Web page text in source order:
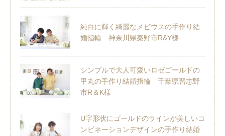
純白に輝く綺麗なメビウスの手作り結
婚指輪 神奈川県秦野市R&Y様
シンプルで大人可愛いロゼゴールドの
甲丸の手作り結婚指輪 千葉県習志野
市R＆K様
U字形状にゴールドのラインが美しいコ
ンビネーションデザインの手作り結婚